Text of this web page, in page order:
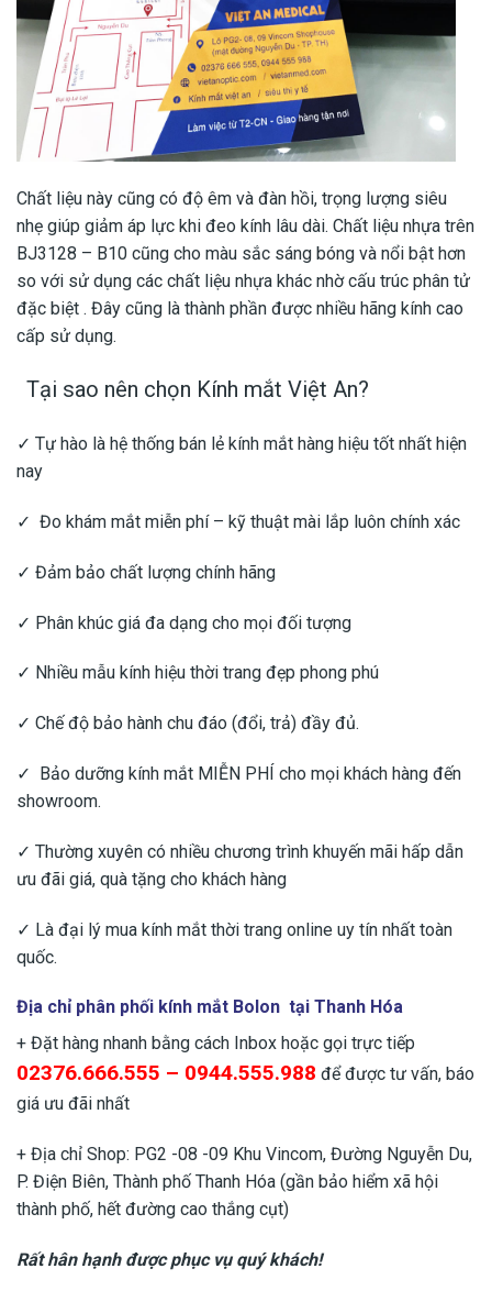
Chất liệu này cũng có độ êm và đàn hồi, trọng lượng siêu
nhẹ giúp giảm áp lực khi đeo kính lâu dài. Chất liệu nhựa trên
BJ3128 – B10 cũng cho màu sắc sáng bóng và nổi bật hơn
so với sử dụng các chất liệu nhựa khác nhờ cấu trúc phân tử
đặc biệt . Đây cũng là thành phần được nhiều hãng kính cao
cấp sử dụng.
Tại sao nên chọn Kính mắt Việt An?
✓ Tự hào là hệ thống bán lẻ kính mắt hàng hiệu tốt nhất hiện
nay
✓ Đo khám mắt miễn phí – kỹ thuật mài lắp luôn chính xác
✓ Đảm bảo chất lượng chính hãng
✓ Phân khúc giá đa dạng cho mọi đối tượng
✓ Nhiều mẫu kính hiệu thời trang đẹp phong phú
✓ Chế độ bảo hành chu đáo (đổi, trả) đầy đủ.
✓ Bảo dưỡng kính mắt MIỄN PHÍ cho mọi khách hàng đến
showroom.
✓ Thường xuyên có nhiều chương trình khuyến mãi hấp dẫn
ưu đãi giá, quà tặng cho khách hàng
✓ Là đại lý mua kính mắt thời trang online uy tín nhất toàn
quốc.
Địa chỉ phân phối kính mắt Bolon tại Thanh Hóa
+ Đặt hàng nhanh bằng cách Inbox hoặc gọi trực tiếp
02376.666.555 – 0944.555.988 để được tư vấn, báo
giá ưu đãi nhất
+ Địa chỉ Shop: PG2 -08 -09 Khu Vincom, Đường Nguyễn Du,
P. Điện Biên, Thành phố Thanh Hóa (gần bảo hiểm xã hội
thành phố, hết đường cao thắng cụt)
Rất hân hạnh được phục vụ quý khách!